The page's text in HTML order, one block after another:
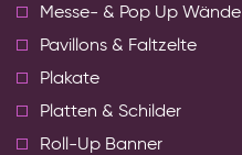
Messe- & Pop Up Wände
Pavillons & Faltzelte
Plakate
Platten & Schilder
Roll-Up Banner